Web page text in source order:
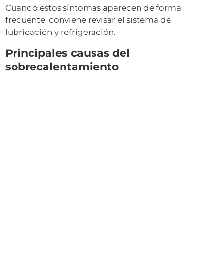
Cuando estos síntomas aparecen de forma
frecuente, conviene revisar el sistema de
lubricación y refrigeración.
Principales causas del
sobrecalentamiento